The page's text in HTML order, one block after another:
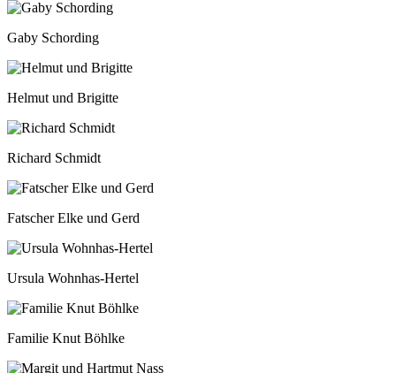
Gaby Schording
Helmut und Brigitte
Richard Schmidt
Fatscher Elke und Gerd
Ursula Wohnhas-Hertel
Familie Knut Böhlke